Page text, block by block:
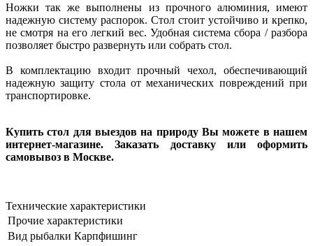
Ножки так же выполнены из прочного алюминия, имеют
надежную систему распорок. Стол стоит устойчиво и крепко,
не смотря на его легкий вес. Удобная система сбора / разбора
позволяет быстро развернуть или собрать стол.
В комплектацию входит прочный чехол, обеспечивающий
надежную защиту стола от механических повреждений при
транспортировке.
Купить стол для выездов на природу Вы можете в нашем
интернет-магазине. Заказать доставку или оформить
самовывоз в Москве.
Технические характеристики
Прочие характеристики
Вид рыбалки Карпфишинг